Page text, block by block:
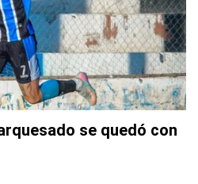
se quedó con